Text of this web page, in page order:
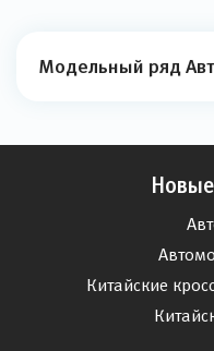
Модельный ряд
Китайские